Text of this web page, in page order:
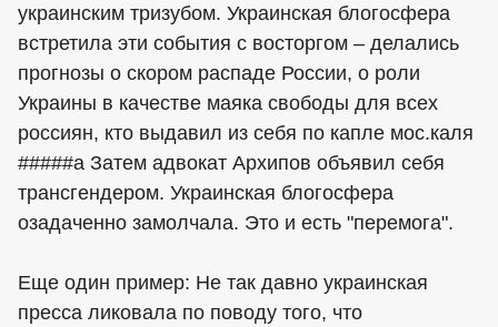
украинским тризубом. Украинская блогосфера
встретила эти события с восторгом – делались
прогнозы о скором распаде России, о роли
Украины в качестве маяка свободы для всех
россиян, кто выдавил из себя по капле мос.каля
#####а Затем адвокат Архипов объявил себя
трансгендером. Украинская блогосфера
озадаченно замолчала. Это и есть "перемога".
Еще один пример: Не так давно украинская
пресса ликовала по поводу того, что